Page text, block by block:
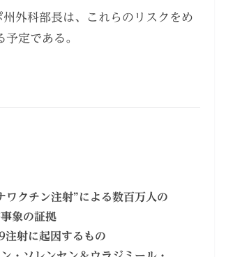
外科部長は、これらのリスクをめ
定である。
ワクチン注射”による数百万人の
象の証拠
射に起因するもの